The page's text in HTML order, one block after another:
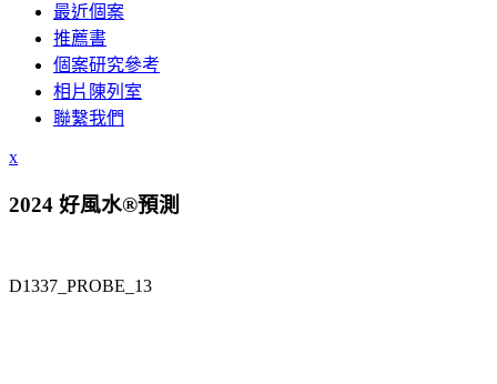
最近個案
推薦書
個案研究參考
相片陳列室
聯繫我們
x
2024 好風水®預測